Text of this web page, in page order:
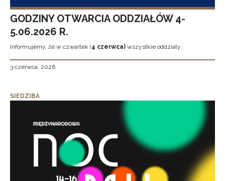
GODZINY OTWARCIA ODDZIAŁÓW 4-
5.06.2026 R.
Informujemy, że w czwartek (4 czerwca) wszystkie oddziały
3 czerwca, 2026
SIEDZIBA